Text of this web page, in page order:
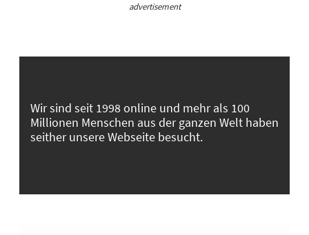
advertisement
Wir sind seit 1998 online und mehr als 100
Millionen Menschen aus der ganzen Welt haben
seither unsere Webseite besucht.